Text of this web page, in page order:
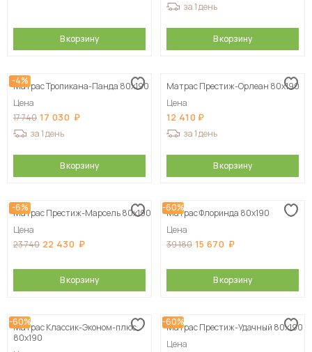
В корзину
за 1 день
В корзину
-4%
Матрас Тропикана-Панда 80х190
Цена
17 740 17 030
за 1 день
В корзину
Матрас Престиж-Орлеан 80х190
Цена
12 410
за 1 день
В корзину
-6%
Матрас Престиж-Марсель 80х190
Цена
23 740 22 430
В корзину
-60%
Матрас Флоринда 80х190
Цена
39 180 15 670
В корзину
-60%
Матрас Классик-Эконом-плюс
80х190
-60%
Матрас Престиж-Удачный 80х190
Цена